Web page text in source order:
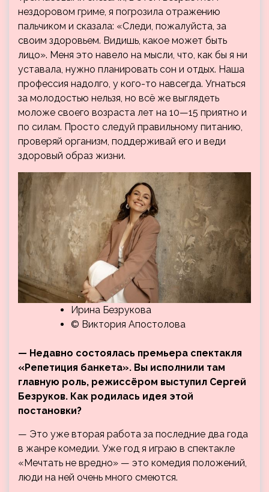
нездоровом гриме, я погрозила отражению
пальчиком и сказала: «Следи, пожалуйста, за
своим здоровьем. Видишь, какое может быть
лицо». Меня это навело на мысли, что, как бы я ни
уставала, нужно планировать сон и отдых. Наша
профессия надолго, у кого-то навсегда. Угнаться
за молодостью нельзя, но всё же выглядеть
моложе своего возраста лет на 10—15 приятно и
по силам. Просто следуй правильному питанию,
проверяй организм, поддерживай его и веди
здоровый образ жизни.
Ирина Безрукова
© Виктория Апостолова
— Недавно состоялась премьера спектакля
«Репетиция банкета». Вы исполнили там
главную роль, режиссёром выступил Сергей
Безруков. Как родилась идея этой
постановки?
— Это уже вторая работа за последние два года
в жанре комедии. Уже год я играю в спектакле
«Мечтать не вредно» — это комедия положений,
люди на ней очень много смеются.